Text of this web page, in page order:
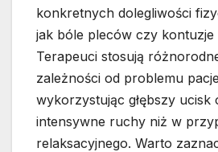
konkretnych dolegliwości
jak bóle pleców czy kontuzje
Terapeuci stosują
zależności od problemu
wykorzystując głębszy ucisk
intensywne ruchy niż w
relaksacyjnego. Warto